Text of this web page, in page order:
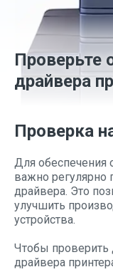
Проверьте
драйвера
Проверка
Для обеспечения
важно регулярно
драйвера. Это
улучшить
устройства.
Чтобы проверить
драйвера